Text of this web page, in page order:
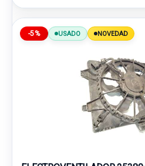
-5% USADO NOVEDAD